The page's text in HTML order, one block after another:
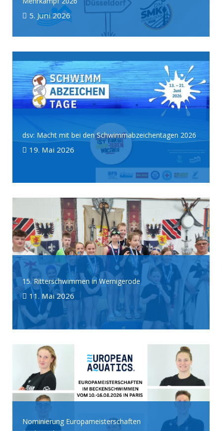
5. Juni 2026
dsv: Macht mit bei den Schwimmabzeichentagen 2026
19. Mai 2026
15. Ritterschwimmen in Wernigerode
11. Mai 2026
Nominierung Europameisterschaften